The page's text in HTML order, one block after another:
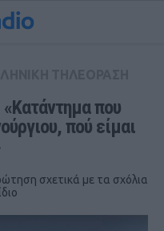
που
πού είμαι
σχετικά με τα σχόλια